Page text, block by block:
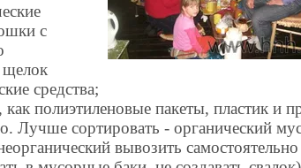
с
щелок
средства;
полиэтиленовые пакеты, пластик и
Лучше сортировать - органический
вывозить самостоятельно